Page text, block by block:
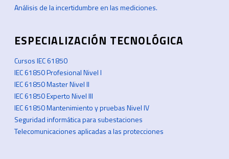
Análisis de la incertidumbre en las mediciones.
ESPECIALIZACIÓN TECNOLÓGICA
Cursos IEC 61850
IEC 61850 Profesional Nivel I
IEC 61850 Master Nivel II
IEC 61850 Experto Nivel III
IEC 61850 Mantenimiento y pruebas Nivel IV
Seguridad informática para subestaciones
Telecomunicaciones aplicadas a las protecciones